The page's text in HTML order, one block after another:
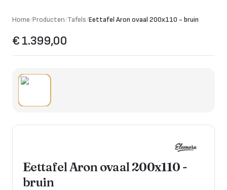
Home/Producten/Tafels/Eettafel Aron ovaal 200x110 - bruin
€ 1.399,00
Eettafel Aron ovaal 200x110 -
bruin